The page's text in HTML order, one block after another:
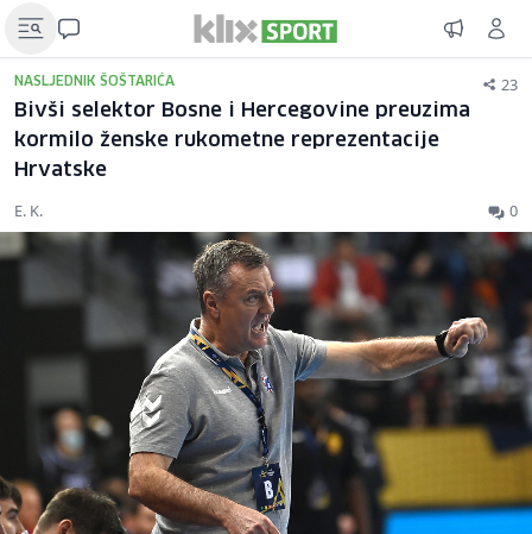
NASLJEDNIK ŠOŠTARIĆA 23
Bivši selektor Bosne i Hercegovine preuzima
kormilo ženske rukometne reprezentacije
Hrvatske
E. K. 0